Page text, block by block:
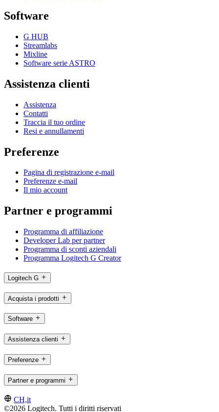
Software
G HUB
Streamlabs
Mixline
Software serie ASTRO
Assistenza clienti
Assistenza
Contatti
Traccia il tuo ordine
Resi e annullamenti
Preferenze
Pagina di registrazione e-mail
Preferenze e-mail
Il mio account
Partner e programmi
Programma di affiliazione
Developer Lab per partner
Programma di sconti aziendali
Programma Logitech G Creator
Logitech G
Acquista i prodotti
Software
Assistenza clienti
Preferenze
Partner e programmi
CH,it
©2026 Logitech. Tutti i diritti riservati